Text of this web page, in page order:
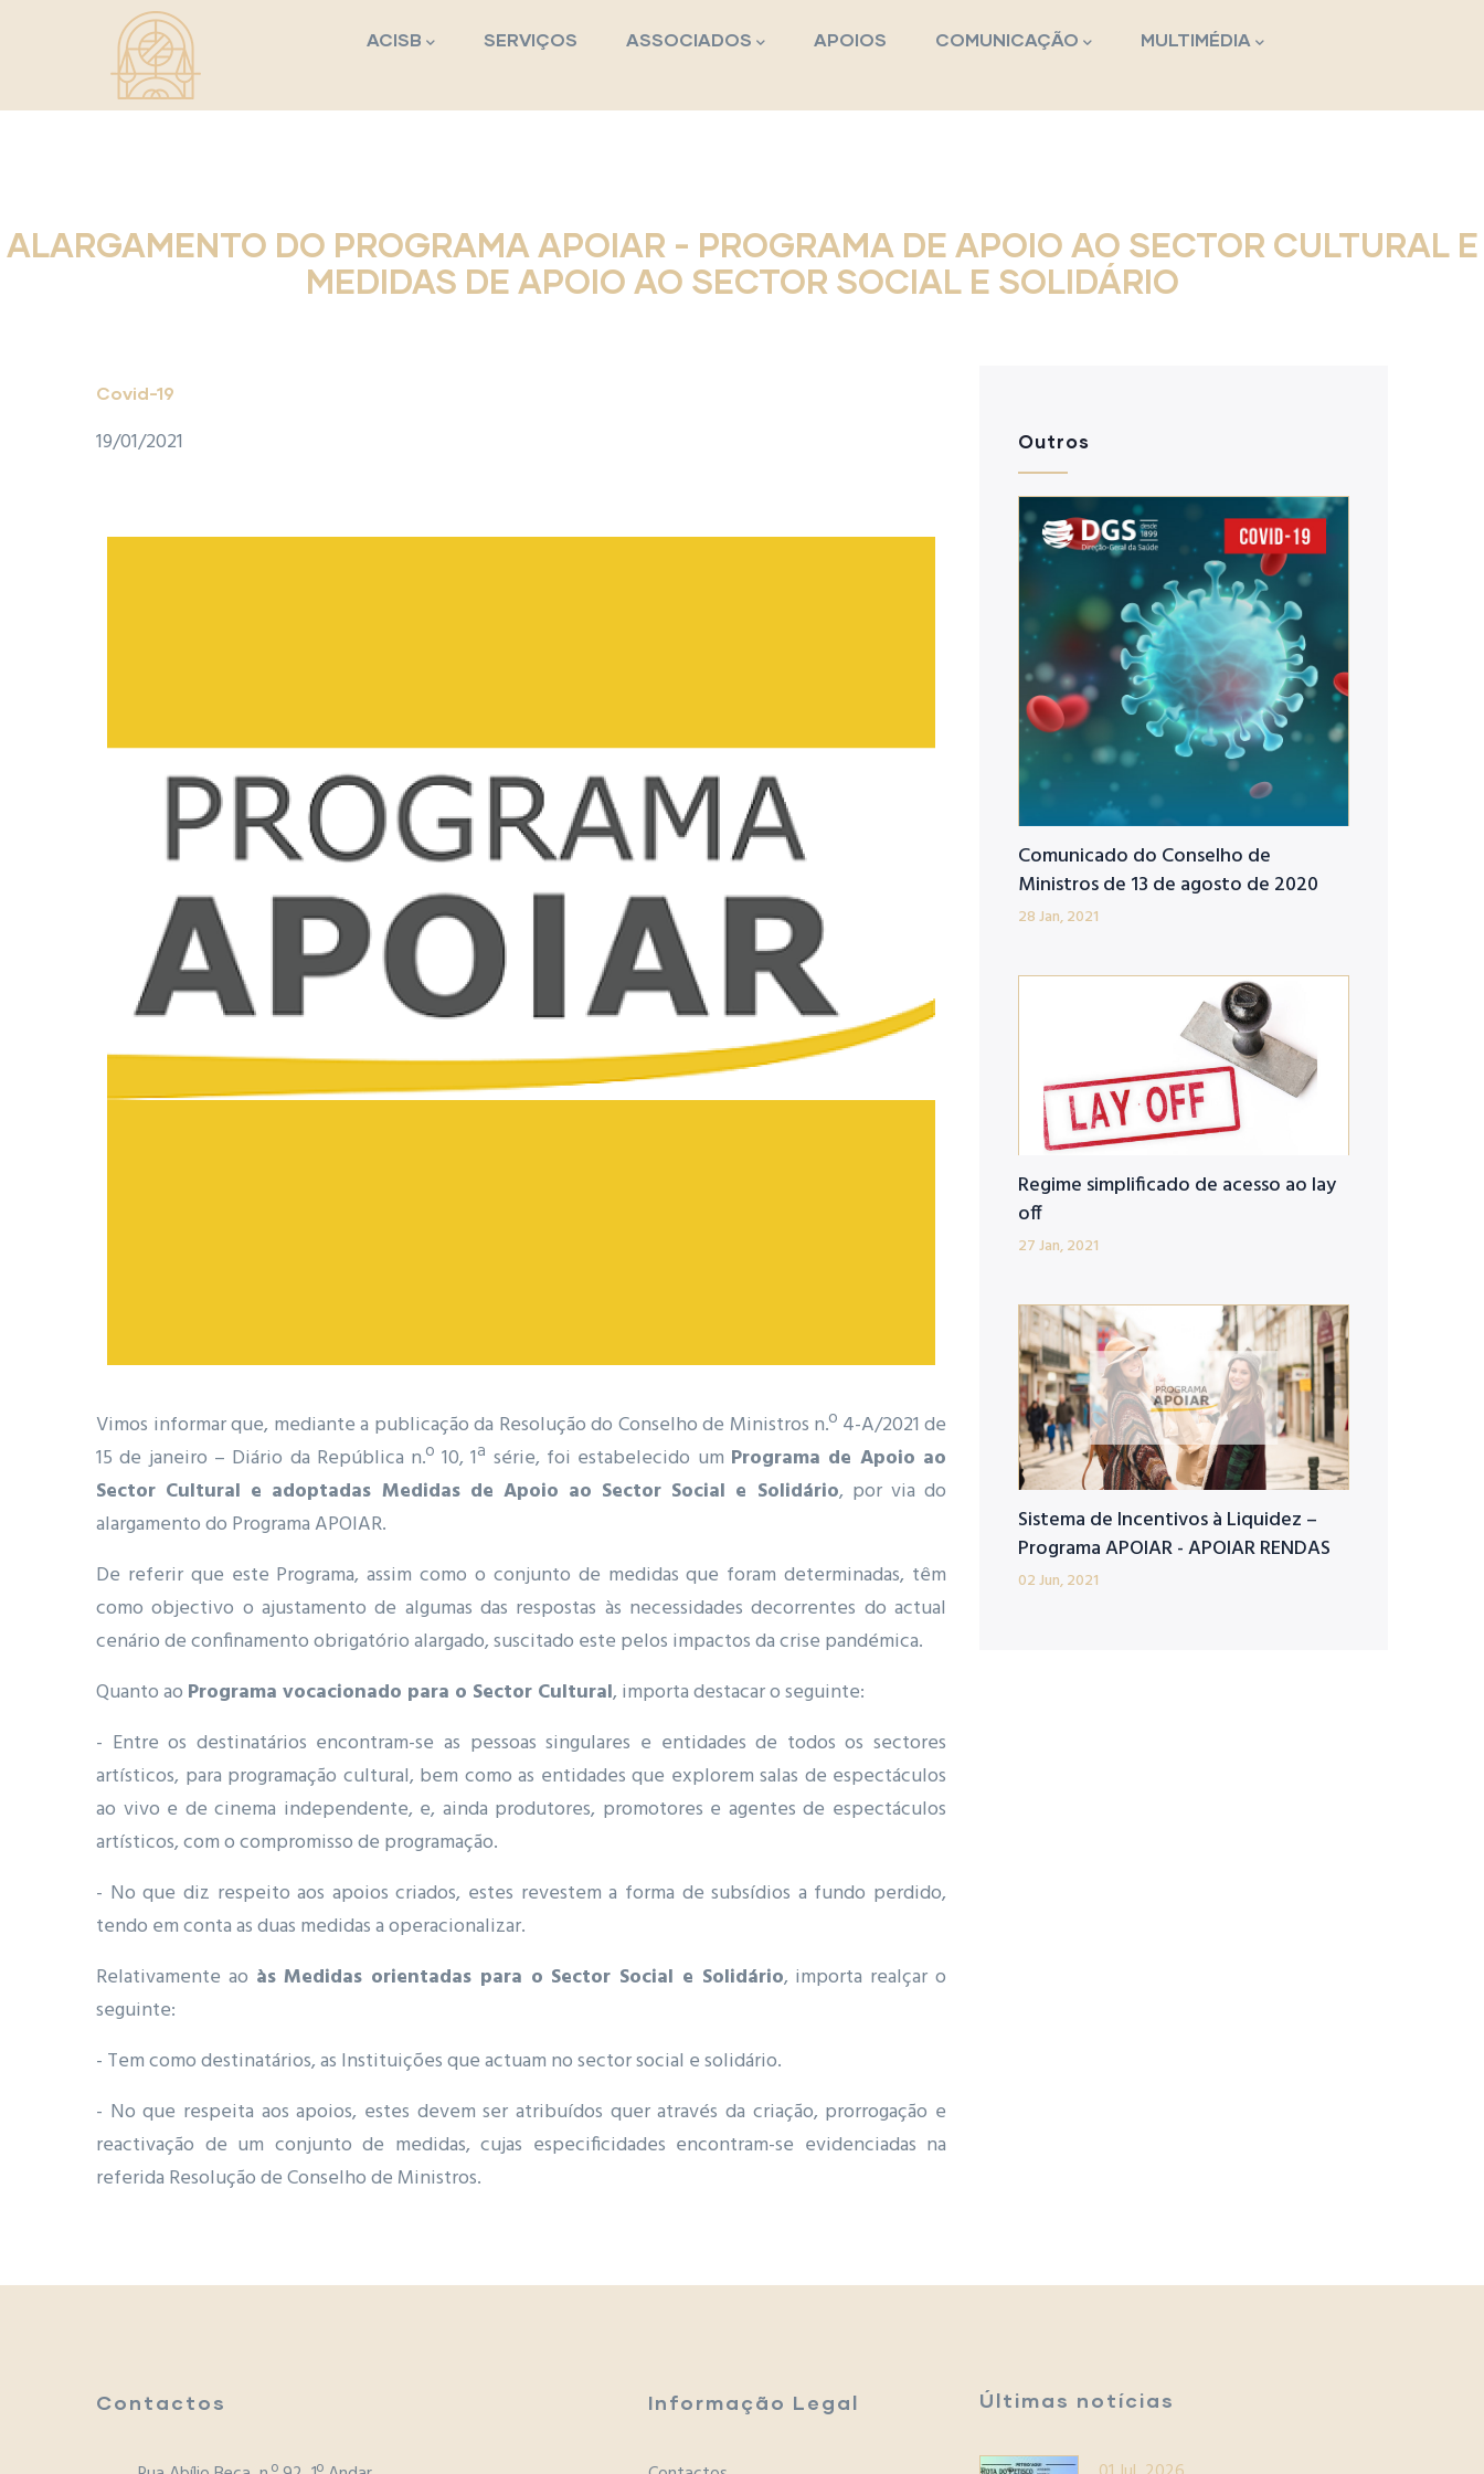
Passar para o conteúdo principal
ACISB SERVIÇOS ASSOCIADOS APOIOS COMUNICAÇÃO MULTIMÉDIA
ALARGAMENTO DO PROGRAMA APOIAR - PROGRAMA DE APOIO AO SECTOR CULTURAL E
MEDIDAS DE APOIO AO SECTOR SOCIAL E SOLIDÁRIO
Covid-19
19/01/2021
Vimos informar que, mediante a publicação da Resolução do Conselho de Ministros n.º 4-A/2021 de
15 de janeiro – Diário da República n.º 10, 1ª série, foi estabelecido um Programa de Apoio ao
Sector Cultural e adoptadas Medidas de Apoio ao Sector Social e Solidário, por via do
alargamento do Programa APOIAR.
De referir que este Programa, assim como o conjunto de medidas que foram determinadas, têm
como objectivo o ajustamento de algumas das respostas às necessidades decorrentes do actual
cenário de confinamento obrigatório alargado, suscitado este pelos impactos da crise pandémica.
Quanto ao Programa vocacionado para o Sector Cultural, importa destacar o seguinte:
- Entre os destinatários encontram-se as pessoas singulares e entidades de todos os sectores
artísticos, para programação cultural, bem como as entidades que explorem salas de espectáculos
ao vivo e de cinema independente, e, ainda produtores, promotores e agentes de espectáculos
artísticos, com o compromisso de programação.
- No que diz respeito aos apoios criados, estes revestem a forma de subsídios a fundo perdido,
tendo em conta as duas medidas a operacionalizar.
Relativamente ao às Medidas orientadas para o Sector Social e Solidário, importa realçar o
seguinte:
- Tem como destinatários, as Instituições que actuam no sector social e solidário.
- No que respeita aos apoios, estes devem ser atribuídos quer através da criação, prorrogação e
reactivação de um conjunto de medidas, cujas especificidades encontram-se evidenciadas na
referida Resolução de Conselho de Ministros.
Outros
Comunicado do Conselho de
Ministros de 13 de agosto de 2020
28 Jan, 2021
Regime simplificado de acesso ao lay
off
27 Jan, 2021
Sistema de Incentivos à Liquidez –
Programa APOIAR - APOIAR RENDAS
02 Jun, 2021
Contactos Informação Legal Últimas notícias